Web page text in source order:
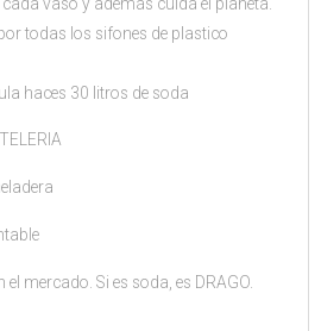
todas los sifones de plastico
haces 30 litros de soda
mercado. Si es soda, es DRAGO.